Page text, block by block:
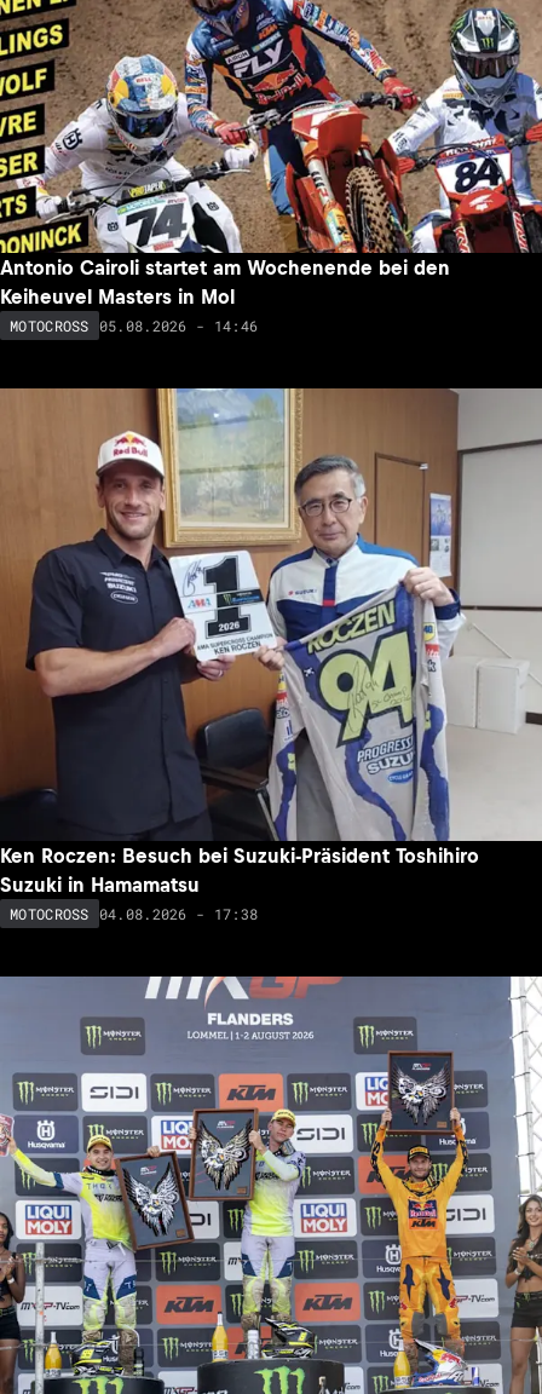
Antonio Cairoli startet am Wochenende bei den
Keiheuvel Masters in Mol
MOTOCROSS 05.08.2026 - 14:46
Ken Roczen: Besuch bei Suzuki-Präsident Toshihiro
Suzuki in Hamamatsu
MOTOCROSS 04.08.2026 - 17:38